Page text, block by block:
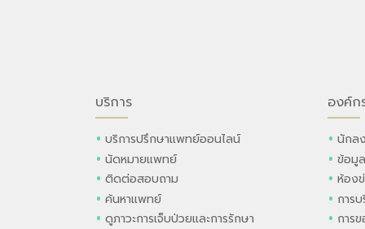
บริการ
บริการปรึกษาแพทย์ออนไลน์
นัดหมายแพทย์
ติดต่อสอบถาม
ค้นหาแพทย์
ดูภาวะการเจ็บป่วยและการรักษา
องค์ก
นักล
ข้อมู
ห้อง
การ
การ